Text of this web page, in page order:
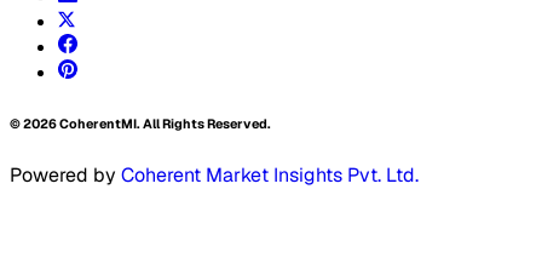
©2026CoherentMI. All Rights Reserved.
Powered by Coherent Market Insights Pvt. Ltd.